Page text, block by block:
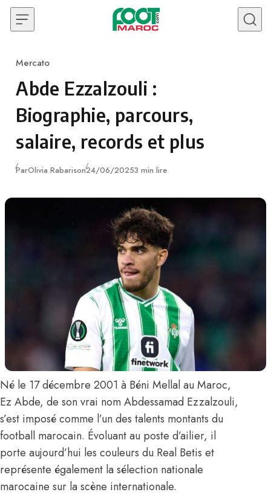
Skip to content
Category
Mercato
Abde Ezzalzouli :
Biographie, parcours,
salaire, records et plus
ParOlivia RabarisonPublié
24/06/20253 min lire
Né le 17 décembre 2001 à Béni Mellal au Maroc,
Ez Abde, de son vrai nom Abdessamad Ezzalzouli,
s’est imposé comme l’un des talents montants du
football marocain. Évoluant au poste d’ailier, il
porte aujourd’hui les couleurs du Real Betis et
représente également la sélection nationale
marocaine sur la scène internationale.